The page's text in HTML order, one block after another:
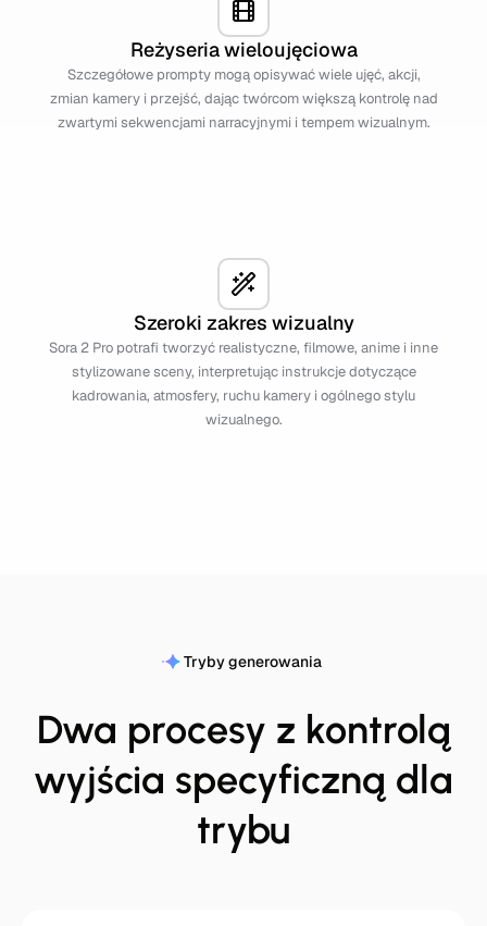
Reżyseria wieloujęciowa
Szczegółowe prompty mogą opisywać wiele ujęć, akcji,
zmian kamery i przejść, dając twórcom większą kontrolę nad
zwartymi sekwencjami narracyjnymi i tempem wizualnym.
Szeroki zakres wizualny
Sora 2 Pro potrafi tworzyć realistyczne, filmowe, anime i inne
stylizowane sceny, interpretując instrukcje dotyczące
kadrowania, atmosfery, ruchu kamery i ogólnego stylu
wizualnego.
Tryby generowania
Dwa procesy z kontrolą
wyjścia specyficzną dla
trybu